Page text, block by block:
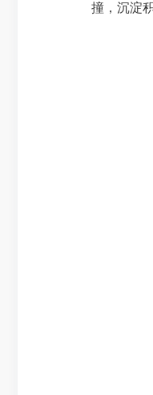
撞，沉淀